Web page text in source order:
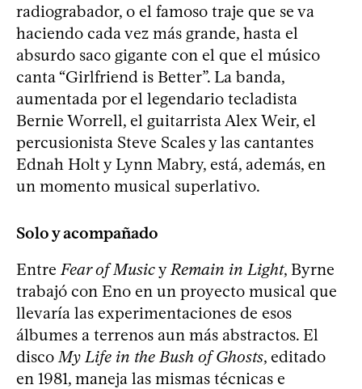
radiograbador, o el famoso traje que se va
haciendo cada vez más grande, hasta el
absurdo saco gigante con el que el músico
canta “Girlfriend is Better”. La banda,
aumentada por el legendario tecladista
Bernie Worrell, el guitarrista Alex Weir, el
percusionista Steve Scales y las cantantes
Ednah Holt y Lynn Mabry, está, además, en
un momento musical superlativo.
Solo y acompañado
Entre Fear of Musicy Remain in Light, Byrne
trabajó con Eno en un proyecto musical que
llevaría las experimentaciones de esos
álbumes a terrenos aun más abstractos. El
disco My Life in the Bush of Ghosts, editado
en 1981, maneja las mismas técnicas e